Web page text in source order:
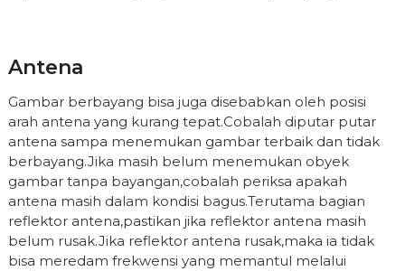
Antena
Gambar berbayang bisa juga disebabkan oleh posisi
arah antena yang kurang tepat.Cobalah diputar putar
antena sampa menemukan gambar terbaik dan tidak
berbayang.Jika masih belum menemukan obyek
gambar tanpa bayangan,cobalah periksa apakah
antena masih dalam kondisi bagus.Terutama bagian
reflektor antena,pastikan jika reflektor antena masih
belum rusak.Jika reflektor antena rusak,maka ia tidak
bisa meredam frekwensi yang memantul melalui